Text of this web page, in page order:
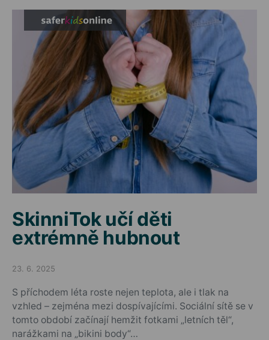
SkinniTok učí děti
extrémně hubnout
Posted on
23. 6. 2025
S příchodem léta roste nejen teplota, ale i tlak na
vzhled – zejména mezi dospívajícími. Sociální sítě se v
tomto období začínají hemžit fotkami „letních těl“,
narážkami na „bikini body“…